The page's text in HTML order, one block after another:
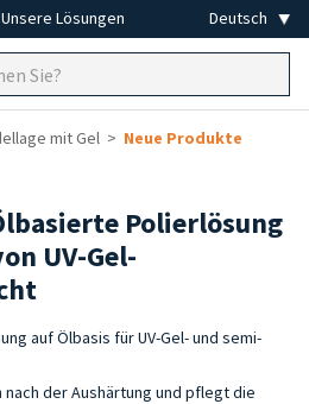
Unsere Lösungen
mit Gel Neue Produkte
Polierlösung
UV-Gel-
auf Ölbasis für UV-Gel- und semi-
der Aushärtung und pflegt die